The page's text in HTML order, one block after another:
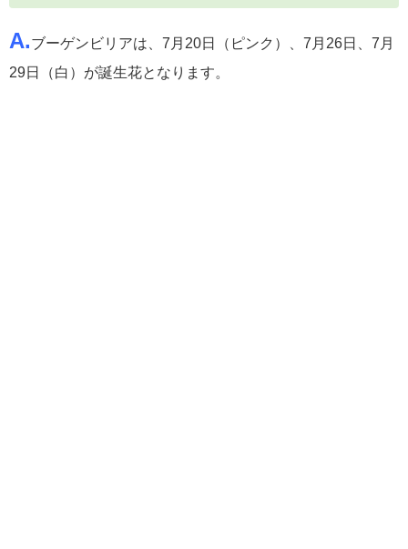
A.ブーゲンビリアは、7月20日（ピンク）、7月26日、7月
29日（白）が誕生花となります。